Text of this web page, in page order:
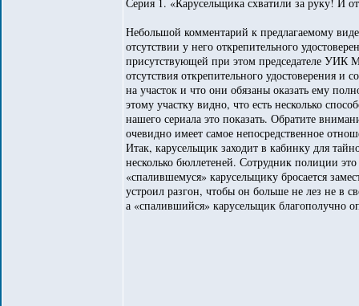
Небольшой комментарий к предлагаемому
отсутствии у него открепительного
присутствующей при этом председателе УИК
отсутствия открепительного удостоверения и
на участок и что они обязаны оказать ему
этому участку видно, что есть несколько
нашего сериала это показать. Обратите
очевидно имеет самое непосредственное
Итак, карусельщик заходит в кабинку для
несколько бюллетеней. Сотрудник полиции
«спалившемуся» карусельщику бросается
устроил разгон, чтобы он больше не лез не в
а «спалившийся» карусельщик благополучно